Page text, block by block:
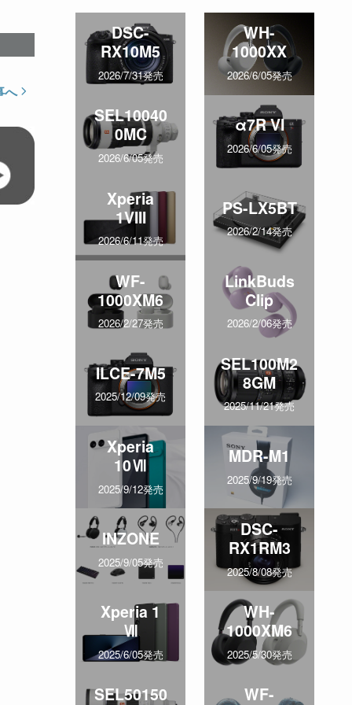
へ
DSC-
RX10M5
2026/7/31発売
WH-
1000XX
2026/6/05発売
SEL10040
0MC
2026/6/05発売
α7R VI
2026/6/05発売
Xperia
1VIII
2026/6/11発売
PS-LX5BT
2026/2/14発売
WF-
1000XM6
2026/2/27発売
LinkBuds
Clip
2026/2/06発売
ILCE-7M5
2025/12/09発売
SEL100M2
8GM
2025/11/21発売
Xperia
10Ⅶ
2025/9/12発売
MDR-M1
2025/9/19発売
INZONE
2025/9/05発売
DSC-
RX1RM3
2025/8/08発売
Xperia 1
Ⅶ
2025/6/05発売
WH-
1000XM6
2025/5/30発売
SEL50150
WF-